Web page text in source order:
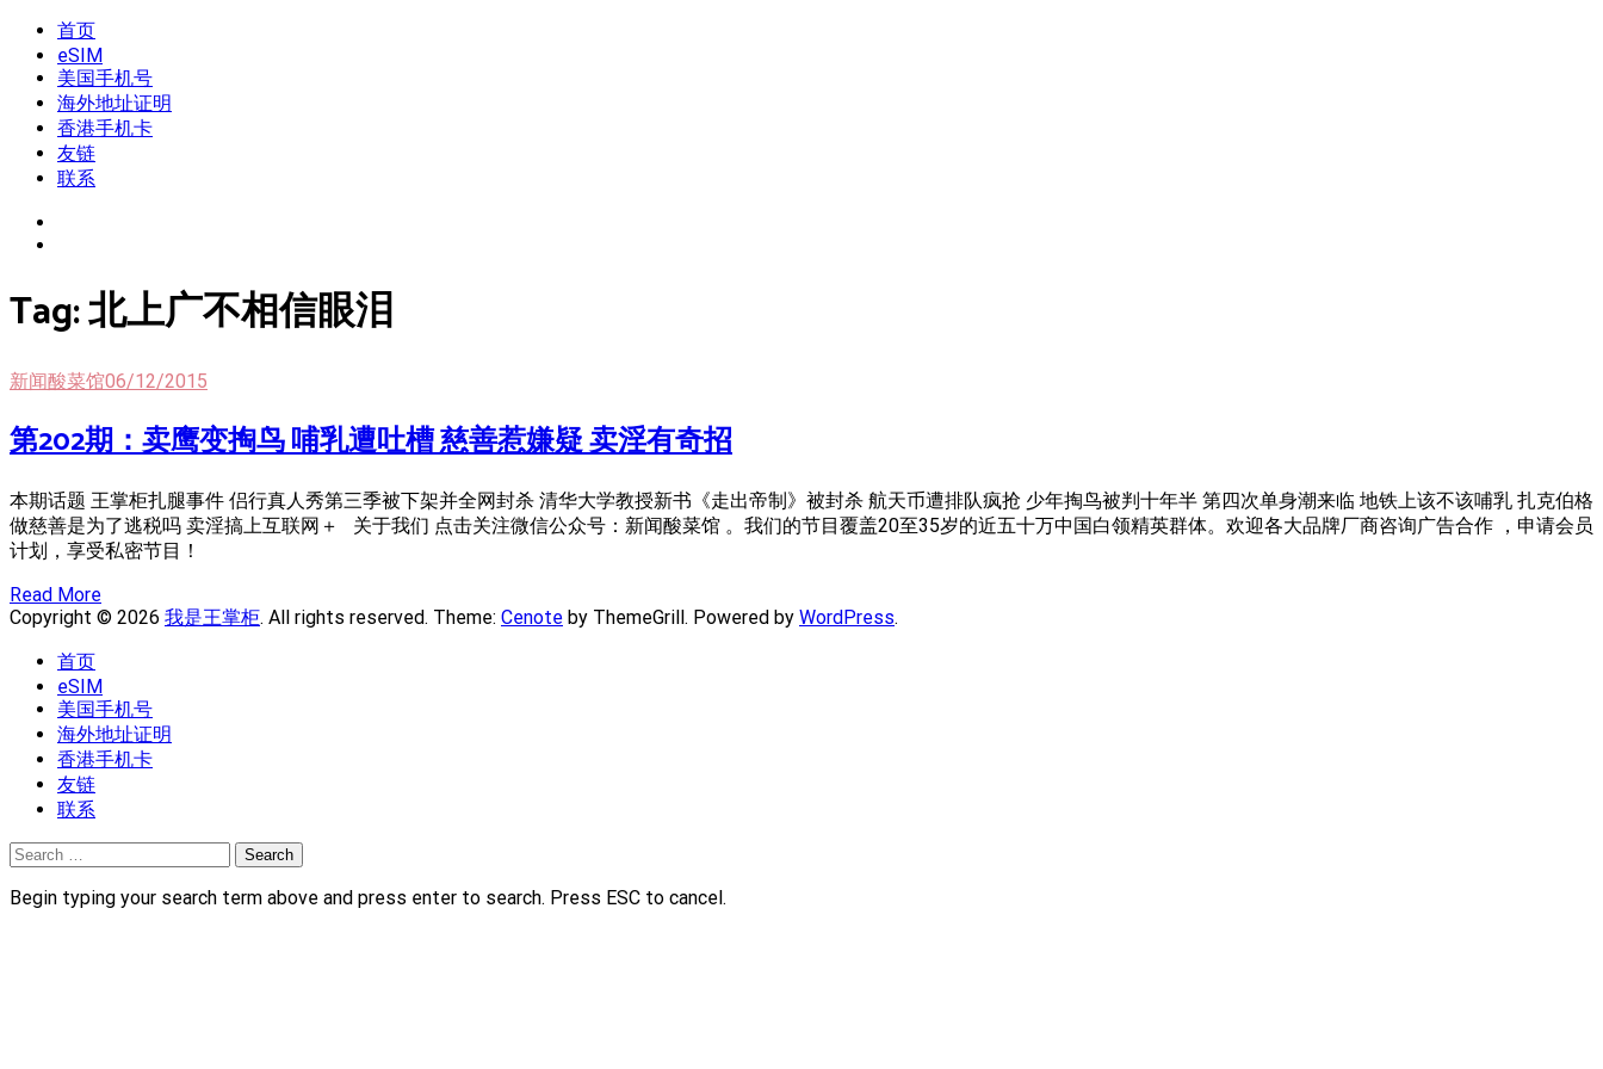
Skip
content
我是王掌柜
新闻酸菜馆|极客电台|自媒体联盟
首页
eSIM
美国手机号
海外地址证明
香港手机卡
友链
联系
Tag:北上广不相信眼泪
新闻酸菜馆06/12/2015
第202期：卖鹰变掏鸟 哺乳遭吐槽 慈善惹嫌疑 卖淫有奇招
本期话题 王掌柜扎腿事件 侣行真人秀第三季被下架并全网封杀 清华大学教授新书《走出帝制》被封杀 航天币遭排队疯抢 少年掏鸟被判十年半 第四次单身潮来临 地铁上该不该哺乳 扎克伯格
做慈善是为了逃税吗 卖淫搞上互联网＋ 关于我们 点击关注微信公众号：新闻酸菜馆 。我们的节目覆盖20至35岁的近五十万中国白领精英群体。欢迎各大品牌厂商咨询广告合作 ，申请会员
计划，享受私密节目！
Read More
Copyright © 2026 我是王掌柜. All rights reserved. Theme: Cenote by ThemeGrill. Powered by WordPress.
首页
eSIM
美国手机号
海外地址证明
香港手机卡
友链
联系
Search
for:
Begin typing your search term above and press enter to search. Press ESC to cancel.